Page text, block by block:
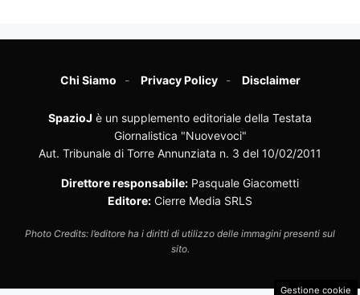
Chi Siamo Privacy Policy Disclaimer
SpazioJ è un supplemento editoriale della Testata
Giornalistica "Nuovevoci"
Aut. Tribunale di Torre Annunziata n. 3 del 10/02/2011
Direttore responsabile: Pasquale Giacometti
Editore: Cierre Media SRLS
Photo Credits: l’editore ha i diritti di utilizzo delle immagini presenti sul
sito.
Gestione cookie